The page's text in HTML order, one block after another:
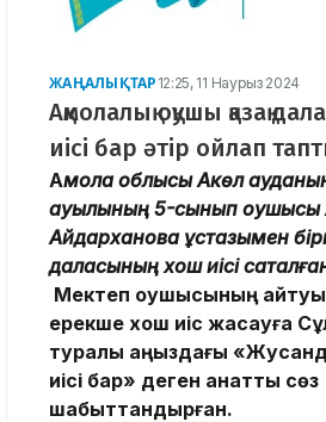
ЖАҢАЛЫҚТАР 12:25, 11 Наурыз 2024
Ақмолалық оқушы қазақ
иісі бар әтір ойлап
Ақмола облысы Ақкөл
ауылының 5-сынып оқушысы
Айдарханова ұстазымен
даласының хош иісі
Мектеп оқушысының
ерекше хош иіс жасауға
туралы аңыздағы
иісі бар» деген қанатты сөз
шабыттандырған.